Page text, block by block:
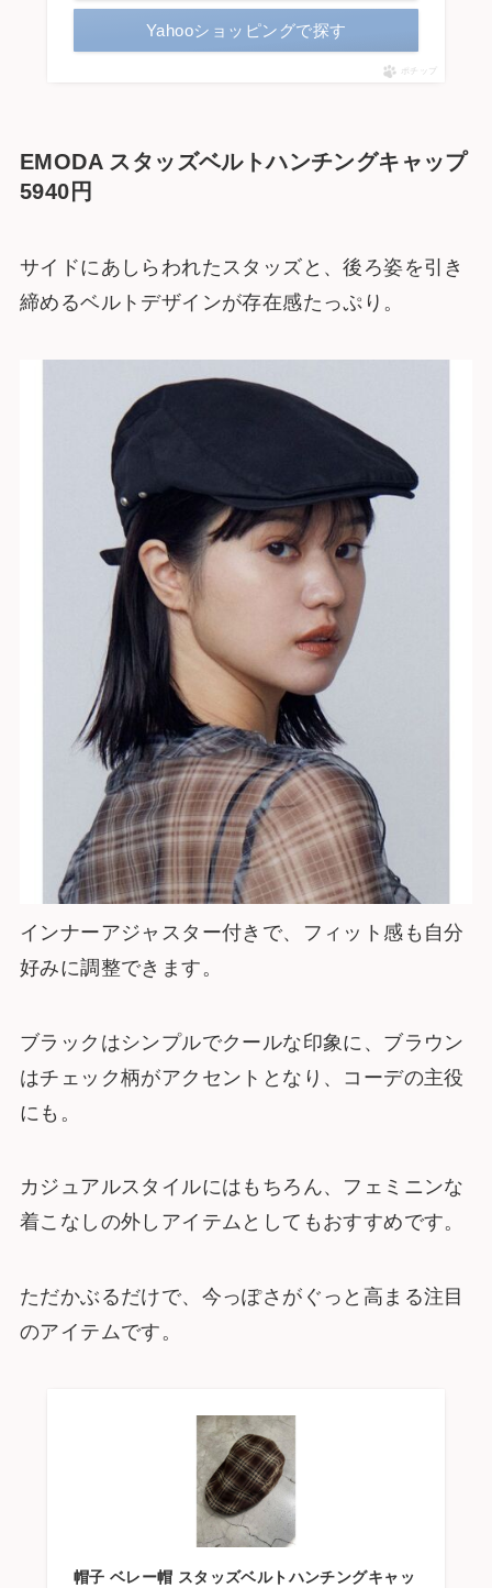
Yahooショッピングで探す
ポチップ
EMODA スタッズベルトハンチングキャップ
5940円
サイドにあしらわれたスタッズと、後ろ姿を引き
締めるベルトデザインが存在感たっぷり。
インナーアジャスター付きで、フィット感も自分
好みに調整できます。
ブラックはシンプルでクールな印象に、ブラウン
はチェック柄がアクセントとなり、コーデの主役
にも。
カジュアルスタイルにはもちろん、フェミニンな
着こなしの外しアイテムとしてもおすすめです。
ただかぶるだけで、今っぽさがぐっと高まる注目
のアイテムです。
帽子 ベレー帽 スタッズベルトハンチングキャッ